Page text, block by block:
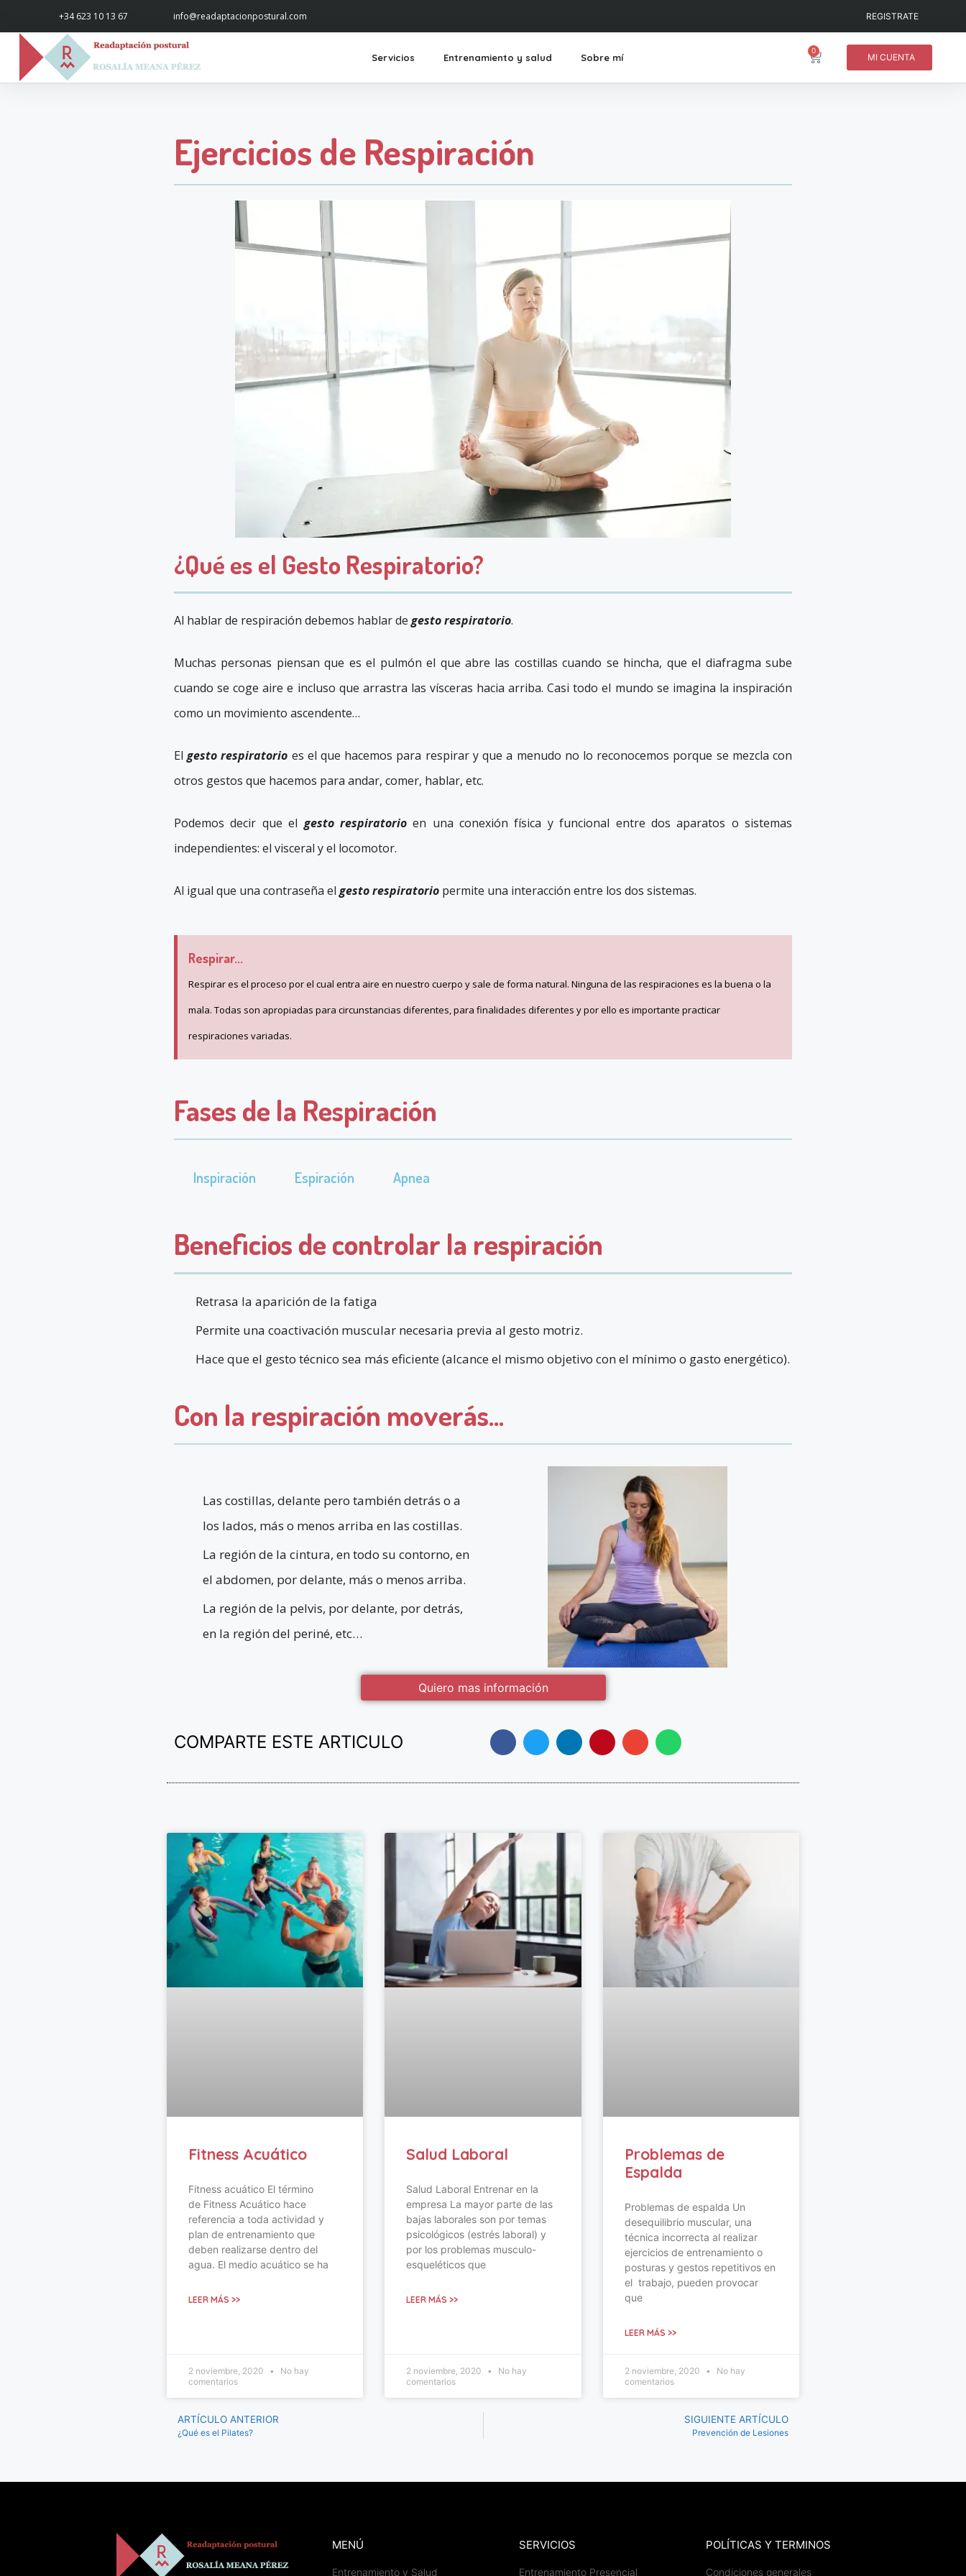
+34 623 10 13 67 info@readaptacionpostural.com REGISTRATE
Servicios Entrenamiento y salud Sobre mí
0
MI CUENTA
Ejercicios de Respiración
¿Qué es el Gesto Respiratorio?
Al hablar de respiración debemos hablar de gesto respiratorio.
Muchas personas piensan que es el pulmón el que abre las costillas cuando se hincha, que el diafragma sube
cuando se coge aire e incluso que arrastra las vísceras hacia arriba. Casi todo el mundo se imagina la inspiración
como un movimiento ascendente…
Elgesto respiratorio es el que hacemos para respirar y que a menudo no lo reconocemos porque se mezcla con
otros gestos que hacemos para andar, comer, hablar, etc.
Podemos decir que el gesto respiratorioen una conexión física y funcional entre dos aparatos o sistemas
independientes: el visceral y el locomotor.
Al igual que una contraseña el gesto respiratorio permite una interacción entre los dos sistemas.
Respirar...
Respirar es el proceso por el cual entra aire en nuestro cuerpo y sale de forma natural. Ninguna de las respiraciones es la buena o la
mala. Todas son apropiadas para circunstancias diferentes, para finalidades diferentes y por ello es importante practicar
respiraciones variadas.
Fases de la Respiración
Inspiración Espiración Apnea
Beneficios de controlar la respiración
Retrasa la aparición de la fatiga
Permite una coactivación muscular necesaria previa al gesto motriz.
Hace que el gesto técnico sea más eficiente (alcance el mismo objetivo con el mínimo o gasto energético).
Con la respiración moverás...
Las costillas, delante pero también detrás o a
los lados, más o menos arriba en las costillas.
La región de la cintura, en todo su contorno, en
el abdomen, por delante, más o menos arriba.
La región de la pelvis, por delante, por detrás,
en la región del periné, etc…
Quiero mas información
COMPARTE ESTE ARTICULO
Fitness Acuático
Fitness acuático El término
de Fitness Acuático hace
referencia a toda actividad y
plan de entrenamiento que
deben realizarse dentro del
agua. El medio acuático se ha
LEER MÁS >>
2 noviembre, 2020
No hay
comentarios
Salud Laboral
Salud Laboral Entrenar en la
empresa La mayor parte de las
bajas laborales son por temas
psicológicos (estrés laboral) y
por los problemas musculo-
esqueléticos que
LEER MÁS >>
2 noviembre, 2020
No hay
comentarios
Problemas de
Espalda
Problemas de espalda Un
desequilibrio muscular, una
técnica incorrecta al realizar
ejercicios de entrenamiento o
posturas y gestos repetitivos en
el trabajo, pueden provocar
que
LEER MÁS >>
2 noviembre, 2020
No hay
comentarios
ARTÍCULO ANTERIOR
¿Qué es el Pilates?
SIGUIENTE ARTÍCULO
Prevención de Lesiones
MENÚ
Entrenamiento y Salud
SERVICIOS
Entrenamiento Presencial
POLÍTICAS Y TERMINOS
Condiciones generales